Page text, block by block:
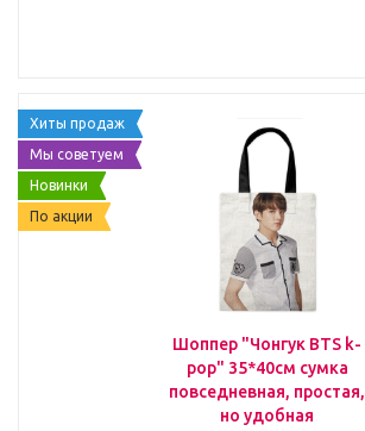
Хиты продаж
Мы советуем
Новинки
По акции
Шоппер "Чонгук BTS k-
pop" 35*40см сумка
повседневная, простая,
но удобная